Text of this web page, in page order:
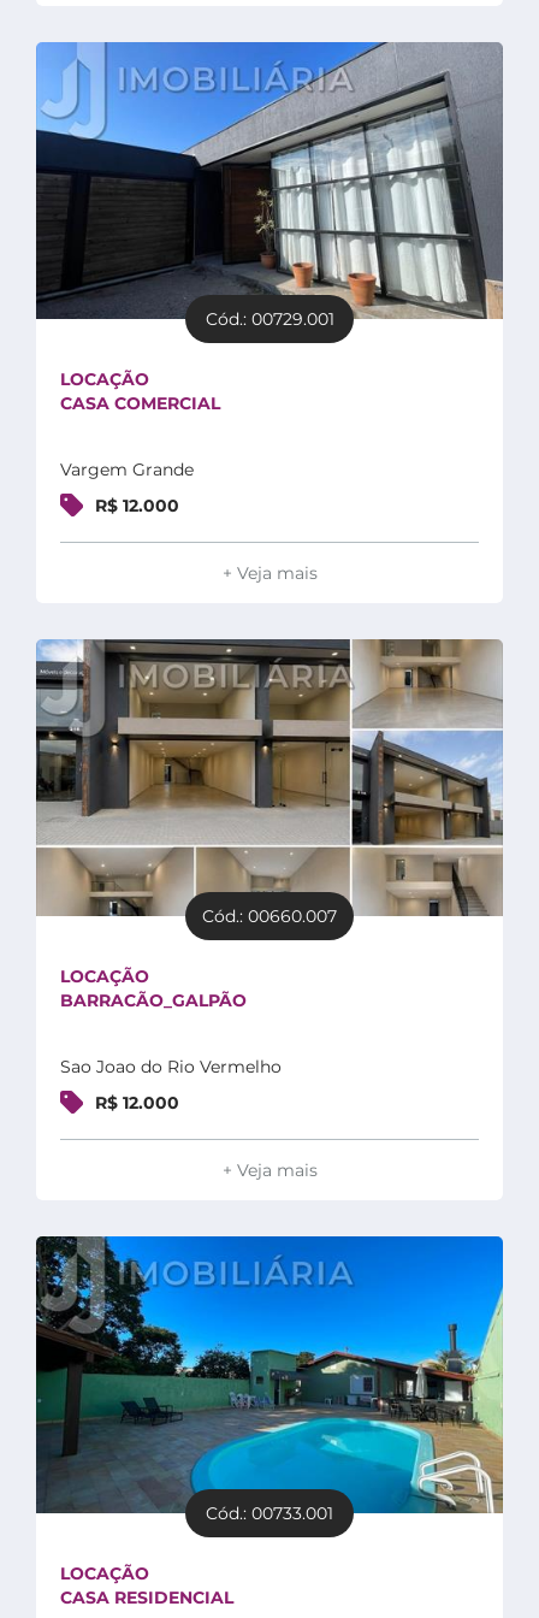
Cód.: 00729.001
LOCAÇÃO
CASA COMERCIAL
Vargem Grande
R$ 12.000
+ Veja mais
Cód.: 00660.007
LOCAÇÃO
BARRACÃO_GALPÃO
Sao Joao do Rio Vermelho
R$ 12.000
+ Veja mais
Cód.: 00733.001
LOCAÇÃO
CASA RESIDENCIAL